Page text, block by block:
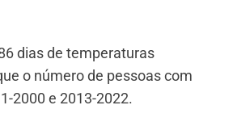
dias de temperaturas
o número de pessoas com
2000 e 2013-2022.